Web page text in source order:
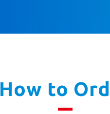
How to